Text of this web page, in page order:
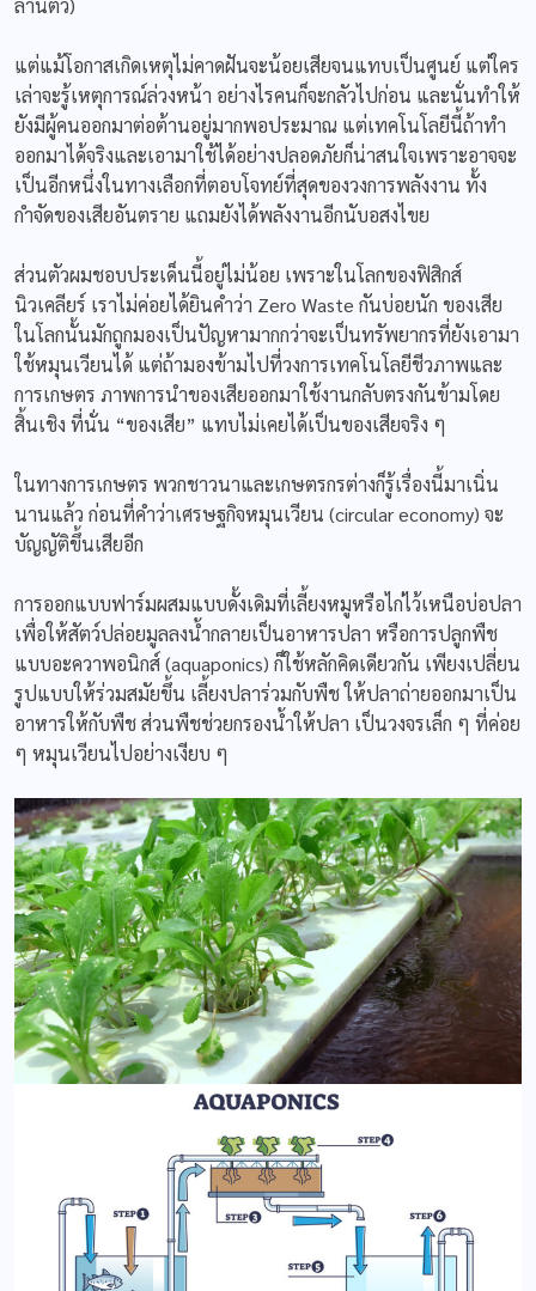
ล้านตัว)
แต่แม้โอกาสเกิดเหตุไม่คาดฝันจะน้อยเสียจนแทบเป็นศูนย์ แต่ใคร
เล่าจะรู้เหตุการณ์ล่วงหน้า อย่างไรคนก็จะกลัวไปก่อน และนั่นทำให้
ยังมีผู้คนออกมาต่อต้านอยู่มากพอประมาณ แต่เทคโนโลยีนี้ถ้าทำ
ออกมาได้จริงและเอามาใช้ได้อย่างปลอดภัยก็น่าสนใจเพราะอาจจะ
เป็นอีกหนึ่งในทางเลือกที่ตอบโจทย์ที่สุดของวงการพลังงาน ทั้ง
กำจัดของเสียอันตราย แถมยังได้พลังงานอีกนับอสงไขย
ส่วนตัวผมชอบประเด็นนี้อยู่ไม่น้อย เพราะในโลกของฟิสิกส์
นิวเคลียร์ เราไม่ค่อยได้ยินคำว่า Zero Waste กันบ่อยนัก ของเสีย
ในโลกนั้นมักถูกมองเป็นปัญหามากกว่าจะเป็นทรัพยากรที่ยังเอามา
ใช้หมุนเวียนได้ แต่ถ้ามองข้ามไปที่วงการเทคโนโลยีชีวภาพและ
การเกษตร ภาพการนำของเสียออกมาใช้งานกลับตรงกันข้ามโดย
สิ้นเชิง ที่นั่น “ของเสีย” แทบไม่เคยได้เป็นของเสียจริง ๆ
ในทางการเกษตร พวกชาวนาและเกษตรกรต่างก็รู้เรื่องนี้มาเนิ่น
นานแล้ว ก่อนที่คำว่าเศรษฐกิจหมุนเวียน (circular economy) จะ
บัญญัติขึ้นเสียอีก
การออกแบบฟาร์มผสมแบบดั้งเดิมที่เลี้ยงหมูหรือไก่ไว้เหนือบ่อปลา
เพื่อให้สัตว์ปล่อยมูลลงน้ำกลายเป็นอาหารปลา หรือการปลูกพืช
แบบอะควาพอนิกส์ (aquaponics) ก็ใช้หลักคิดเดียวกัน เพียงเปลี่ยน
รูปแบบให้ร่วมสมัยขึ้น เลี้ยงปลาร่วมกับพืช ให้ปลาถ่ายออกมาเป็น
อาหารให้กับพืช ส่วนพืชช่วยกรองน้ำให้ปลา เป็นวงจรเล็ก ๆ ที่ค่อย
ๆ หมุนเวียนไปอย่างเงียบ ๆ